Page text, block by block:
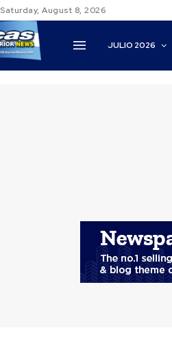
Saturday, August 8, 2026
JULIO 2026